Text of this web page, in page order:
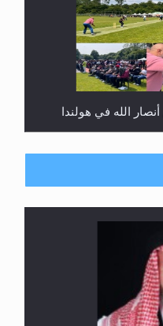
الله في هولندا
طلاب من مدرسة الحفظ